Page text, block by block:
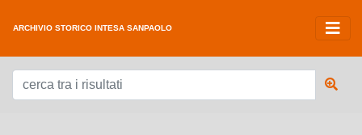
ARCHIVIO STORICO INTESA SANPAOLO